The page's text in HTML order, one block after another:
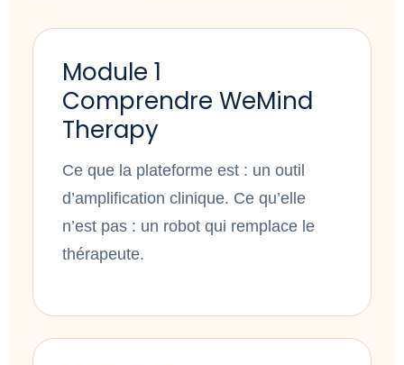
Module 1
Comprendre WeMind
Therapy
Ce que la plateforme est : un outil
d’amplification clinique. Ce qu’elle
n’est pas : un robot qui remplace le
thérapeute.